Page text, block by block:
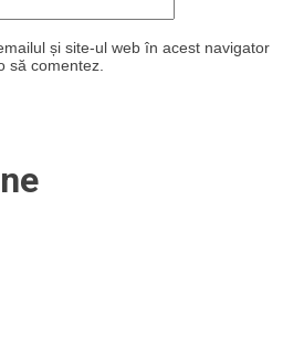
și site-ul web în acest navigator
să comentez.